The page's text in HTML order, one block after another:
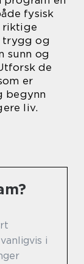
fysisk
riktige
trygg og
sunn og
de
er
begynn
liv.
i